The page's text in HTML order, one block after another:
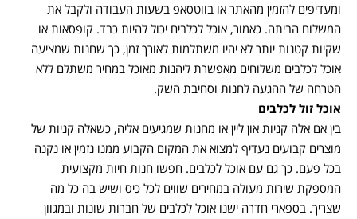
ומעדיפים להזמין מהאתר או בווטסאפ בשעות העבודה ולקבל את
המשלוח הביתה. כאמור, אוכל לכלבים יכול להיות כבד. קופסאות או
שקיות קטנות יותר לא יהיו משתלמות לאורך זמן, כך שחנות שמציעה
אוכל לכלבים משלוחים מאפשרת ליהנות מאוכל במחיר משתלם ללא
הטרחה של ההגעה לחנות וסחיבת השק.
אוכל זול לכלבים
בין אם אלה קניות און ליין או מחנות שמגיעים אליה, כשאלה קניות של
מוצרים קבועים נעדיף למצוא את המקום הקבוע ממנו נזמין או נקנה
בכל פעם. כך גם עם אוכל לכלבים. חפשו חנות חיות מקצועית
המספקת שירות מעולה במחירים שווים לכל כיס ושיש בה כל מה
שצריך. בספארי חדרה ישנו אוכל לכלבים של חברות שונות ובמגוון